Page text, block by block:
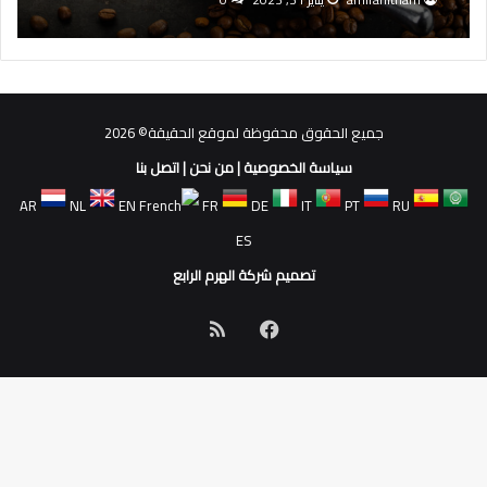
جميع الحقوق محفوظة لموقع الحقيقة© 2026
سياسة الخصوصية|من نحن|اتصل بنا
AR
NL EN FR DE IT PT
RU
ES
تصميم شركة الهرم الرابع
فيسبوك
الموقع